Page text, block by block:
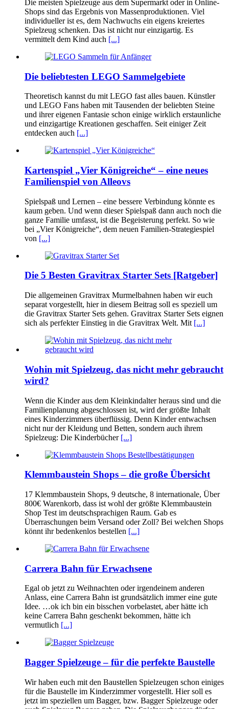
Die meisten Spielzeuge aus dem Supermarkt oder in Online-
Shops sind das Ergebnis von Massenproduktionen. Viel
individueller ist es, dem Nachwuchs ein eigens kreiertes
Spielzeug schenken. Das ist nicht nur einzigartig. Es
vermittelt dem Kind auch [...]
Die beliebtesten LEGO Sammelgebiete
Theoretisch kannst du mit LEGO fast alles bauen. Künstler
und LEGO Fans haben mit Tausenden der beliebten Steine
und ihrer eigenen Fantasie schon einige wirklich erstaunliche
und einzigartige Kreationen geschaffen. Seit einiger Zeit
entdecken auch [...]
Kartenspiel „Vier Königreiche“ – eine neues
Familienspiel von Alleovs
Spielspaß und Lernen – eine bessere Verbindung könnte es
kaum geben. Und wenn dieser Spielspaß dann auch noch die
ganze Familie umfasst, ist die Begeisterung perfekt. So wie
bei „Vier Königreiche“, dem neuen Familien-Strategiespiel
von [...]
Die 5 Besten Gravitrax Starter Sets [Ratgeber]
Die allgemeinen Gravitrax Murmelbahnen haben wir euch
separat vorgestellt, hier in diesem Beitrag soll es speziell um
die Gravitrax Starter Sets gehen. Gravitrax Starter Sets eignen
sich als perfekter Einstieg in die Gravitrax Welt. Mit [...]
Wohin mit Spielzeug, das nicht mehr gebraucht
wird?
Wenn die Kinder aus dem Kleinkindalter heraus sind und die
Familienplanung abgeschlossen ist, wird der größte Inhalt
eines Kinderzimmers überflüssig. Denn Kinder entwachsen
nicht nur der Kleidung und Betten, sondern auch ihrem
Spielzeug: Die Kinderbücher [...]
Klemmbaustein Shops – die große Übersicht
17 Klemmbaustein Shops, 9 deutsche, 8 internationale, Über
800€ Warenkorb, dass ist wohl der größte Klemmbaustein
Shop Test im deutschsprachigen Raum. Gab es
Überraschungen beim Versand oder Zoll? Bei welchen Shops
könnt ihr bedenkenlos bestellen [...]
Carrera Bahn für Erwachsene
Egal ob jetzt zu Weihnachten oder irgendeinem anderen
Anlass, eine Carrera Bahn ist grundsätzlich immer eine gute
Idee. …ok ich bin ein bisschen vorbelastet, aber hätte ich
keine Carrera Bahn geschenkt bekommen, hätte ich
vermutlich [...]
Bagger Spielzeuge – für die perfekte Baustelle
Wir haben euch mit den Baustellen Spielzeugen schon einiges
für die Baustelle im Kinderzimmer vorgestellt. Hier soll es
jetzt im speziellen um Bagger, bzw. Bagger Spielzeuge oder